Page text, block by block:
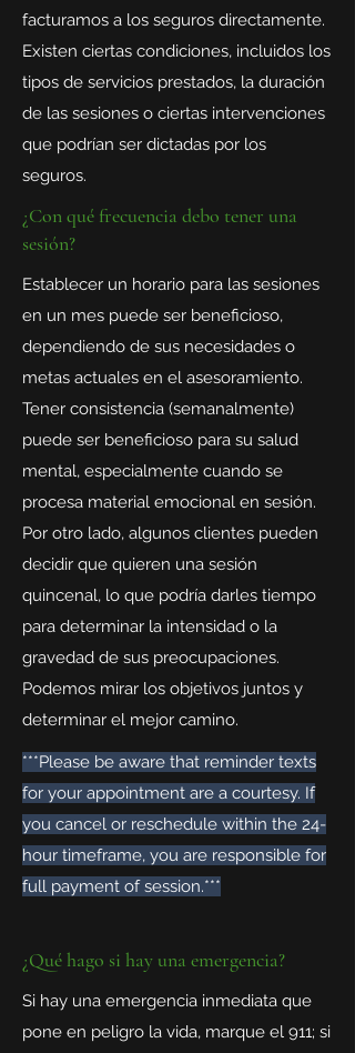
facturamos a los seguros directamente.
Existen ciertas condiciones, incluidos los
tipos de servicios prestados, la duración
de las sesiones o ciertas intervenciones
que podrían ser dictadas por los
seguros.
¿Con qué frecuencia debo tener una
sesión?
Establecer un horario para las sesiones
en un mes puede ser beneficioso,
dependiendo de sus necesidades o
metas actuales en el asesoramiento.
Tener consistencia (semanalmente)
puede ser beneficioso para su salud
mental, especialmente cuando se
procesa material emocional en sesión.
Por otro lado, algunos clientes pueden
decidir que quieren una sesión
quincenal, lo que podría darles tiempo
para determinar la intensidad o la
gravedad de sus preocupaciones.
Podemos mirar los objetivos juntos y
determinar el mejor camino.
***Please be aware that reminder texts
for your appointment are a courtesy. If
you cancel or reschedule within the 24-
hour timeframe, you are responsible for
full payment of session.***
¿Qué hago si hay una emergencia?
Si hay una emergencia inmediata que
pone en peligro la vida, marque el 911; si